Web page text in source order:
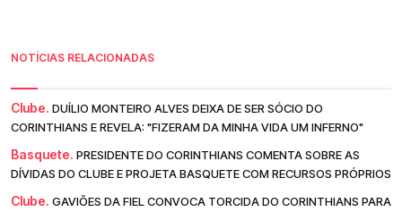
NOTÍCIAS RELACIONADAS
Clube. DUÍLIO MONTEIRO ALVES DEIXA DE SER SÓCIO DO
CORINTHIANS E REVELA: "FIZERAM DA MINHA VIDA UM INFERNO"
Basquete. PRESIDENTE DO CORINTHIANS COMENTA SOBRE AS
DÍVIDAS DO CLUBE E PROJETA BASQUETE COM RECURSOS PRÓPRIOS
Clube. GAVIÕES DA FIEL CONVOCA TORCIDA DO CORINTHIANS PARA